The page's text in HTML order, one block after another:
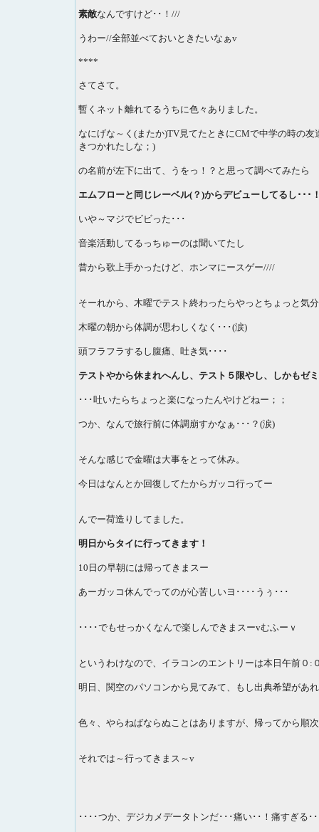
素敵なんですけど･･！///
うわー//全部並べておいときたいなぁv
****
さてさて。
暫くネット離れてるうちに色々ありました。
なにげな～く(またか)TV見てたときにCMで中学の時の
きつかれたしな；)
の名前が左下に出て、うをっ！？と思って調べてみたら
エムフローと同じレーベル(？)からデビューしてるし･･･
いや～マジでビビった･･･
音楽活動してるっちゅーのは聞いてたし
昔から歌上手かったけど、ホンマにースゲー////
そーれから、木曜でテスト終わったらやっとちょっと気
木曜の朝から体調が思わしくなく･･･(涙)
頭フラフラするし腹痛、吐き気････
テストやから休まれへんし、テスト５限やし、しかもゼ
･･･吐いたらちょっと楽になったんやけどねー；；
つか、なんで旅行前に体調崩すかなぁ･･･？(涙)
そんな感じで金曜は大事をとって休み。
今日はなんとか回復してたからガッコ行ってー
んでー荷造りしてました。
明日からタイに行ってきます！
10日の早朝には帰ってきまスー
あーガッコ休んでってのが心苦しいヨ････うぅ･･･
････でもせっかくなんで楽しんできまスーvむふーｖ
というわけなので、イラコンのエントリーは本日午前０:
明日、関空のパソコンから見てみて、もし出典希望があ
色々、やらねばならぬことはありますが、帰ってから順
それでは～行ってきまス～v
････つか、デジカメデータトンだ･･･痛い･･！痛すぎる･